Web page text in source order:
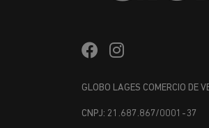
GLOBO LAGES COMERCIO DE
CNPJ: 21.687.867/0001-37